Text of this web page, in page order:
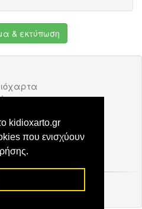
kidioxarto.gr
που ενισχύουν
& εκτύπωση
/Επικοινωνία